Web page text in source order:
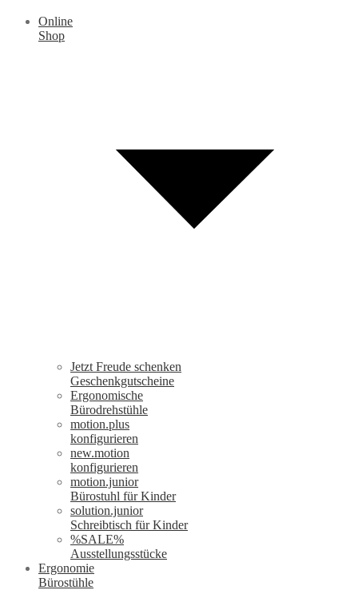
Online
Shop
Jetzt Freude schenken
Geschenkgutscheine
Ergonomische
Bürodrehstühle
motion.plus
konfigurieren
new.motion
konfigurieren
motion.junior
Bürostuhl für Kinder
solution.junior
Schreibtisch für Kinder
%SALE%
Ausstellungsstücke
Ergonomie
Bürostühle